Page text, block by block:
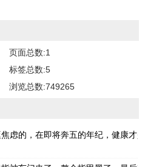
页面总数:1
标签总数:5
浏览总数:749265
虑的，在即将奔五的年纪，健康才